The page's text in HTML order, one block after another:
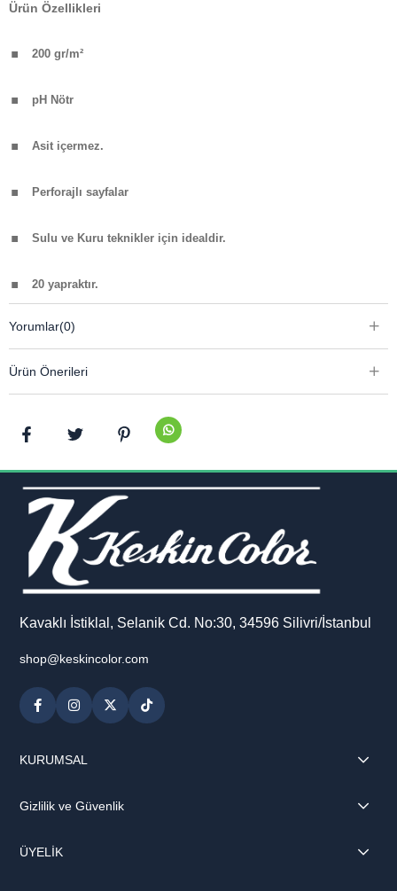
Ürün Özellikleri
. 200 gr/m²
. pH Nötr
. Asit içermez.
. Perforajl ı sayfalar
. Sulu ve Kuru teknikler için idealdir.
. 20 yapraktır.
Yorumlar(0)
Ürün Önerileri
Kavaklı İstiklal, Selanik Cd. No:30, 34596 Silivri/İstanbul
shop@keskincolor.com
KURUMSAL
Gizlilik ve Güvenlik
ÜYELİK